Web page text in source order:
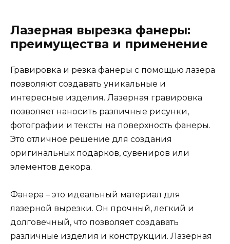
Лазерная вырезка фанеры:
преимущества и применение
Гравировка и резка фанеры с помощью лазера
позволяют создавать уникальные и
интересные изделия. Лазерная гравировка
позволяет наносить различные рисунки,
фотографии и тексты на поверхность фанеры.
Это отличное решение для создания
оригинальных подарков, сувениров или
элементов декора.
Фанера – это идеальный материал для
лазерной вырезки. Он прочный, легкий и
долговечный, что позволяет создавать
различные изделия и конструкции. Лазерная